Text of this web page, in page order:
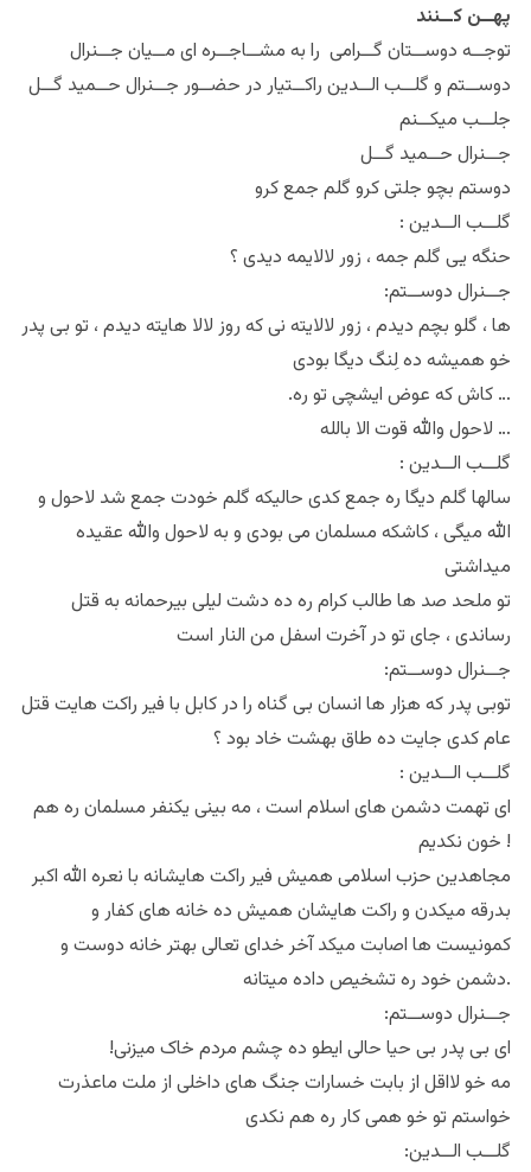
پهــن کــنند
توجــه دوســتان گــرامی را به مشــاجــره ای مــیان جــنرال
دوســتم و گلــب الــدین راکــتیار در حضــور جــنرال حــمید گــل
جلــب میکــنم
جــنرال حــمید گــل
دوستم بچو جلتی کرو گلم جمع کرو
: گلــب الــدین
حنگه یی گلم جمه ، زور لالایمه دیدی ؟
:جــنرال دوســتم
ها ، گلو بچم دیدم ، زور لالایته نی که روز لالا هایته دیدم ، تو بی پدر
خو همیشه ده لِنگ دیگا بودی
.کاش که عوض ایشچی تو ره …
لاحول والله قوت الا بالله …
: گلــب الــدین
سالها گلم دیگا ره جمع کدی حالیکه گلم خودت جمع شد لاحول و
الله میگی ، کاشکه مسلمان می بودی و به لاحول والله عقیده
میداشتی
تو ملحد صد ها طالب کرام ره ده دشت لیلی بیرحمانه به قتل
رساندی ، جای تو در آخرت اسفل من النار است
:جــنرال دوســتم
توبی پدر که هزار ها انسان بی گناه را در کابل با فیر راکت هایت قتل
عام کدی جایت ده طاق بهشت خاد بود ؟
: گلــب الــدین
ای تهمت دشمن های اسلام است ، مه بینی یکنفر مسلمان ره هم
خون نکدیم !
مجاهدین حزب اسلامی همیش فیر راکت هایشانه با نعره الله اکبر
بدرقه میکدن و راکت هایشان همیش ده خانه های کفار و
کمونیست ها اصابت میکد آخر خدای تعالی بهتر خانه دوست و
دشمن خود ره تشخیص داده میتانه.
:جــنرال دوســتم
!ای بی پدر بی حیا حالی ایطو ده چشم مردم خاک میزنی
مه خو لااقل از بابت خسارات جنگ های داخلی از ملت ماعذرت
خواستم تو خو همی کار ره هم نکدی
:گلــب الــدین